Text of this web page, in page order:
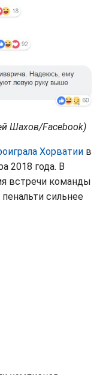
Шахов/Facebook)
Хорватии в
2018 года. В
встречи команды
сильнее